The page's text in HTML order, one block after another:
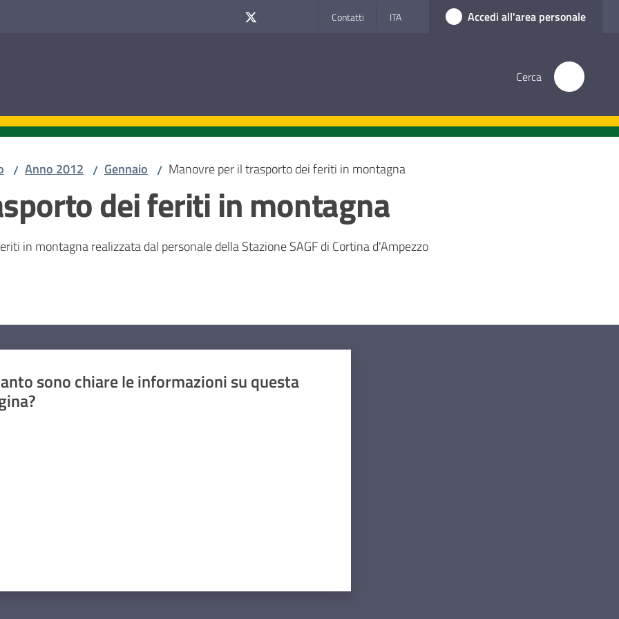
Contatti ITA Accedi all'area personale
Cerca
/ Anno 2012 / Gennaio / Manovre per il trasporto dei feriti in montagna
dei feriti in montagna
in montagna realizzata dal personale della Stazione SAGF di Cortina d'Ampezzo
sono chiare le informazioni su questa